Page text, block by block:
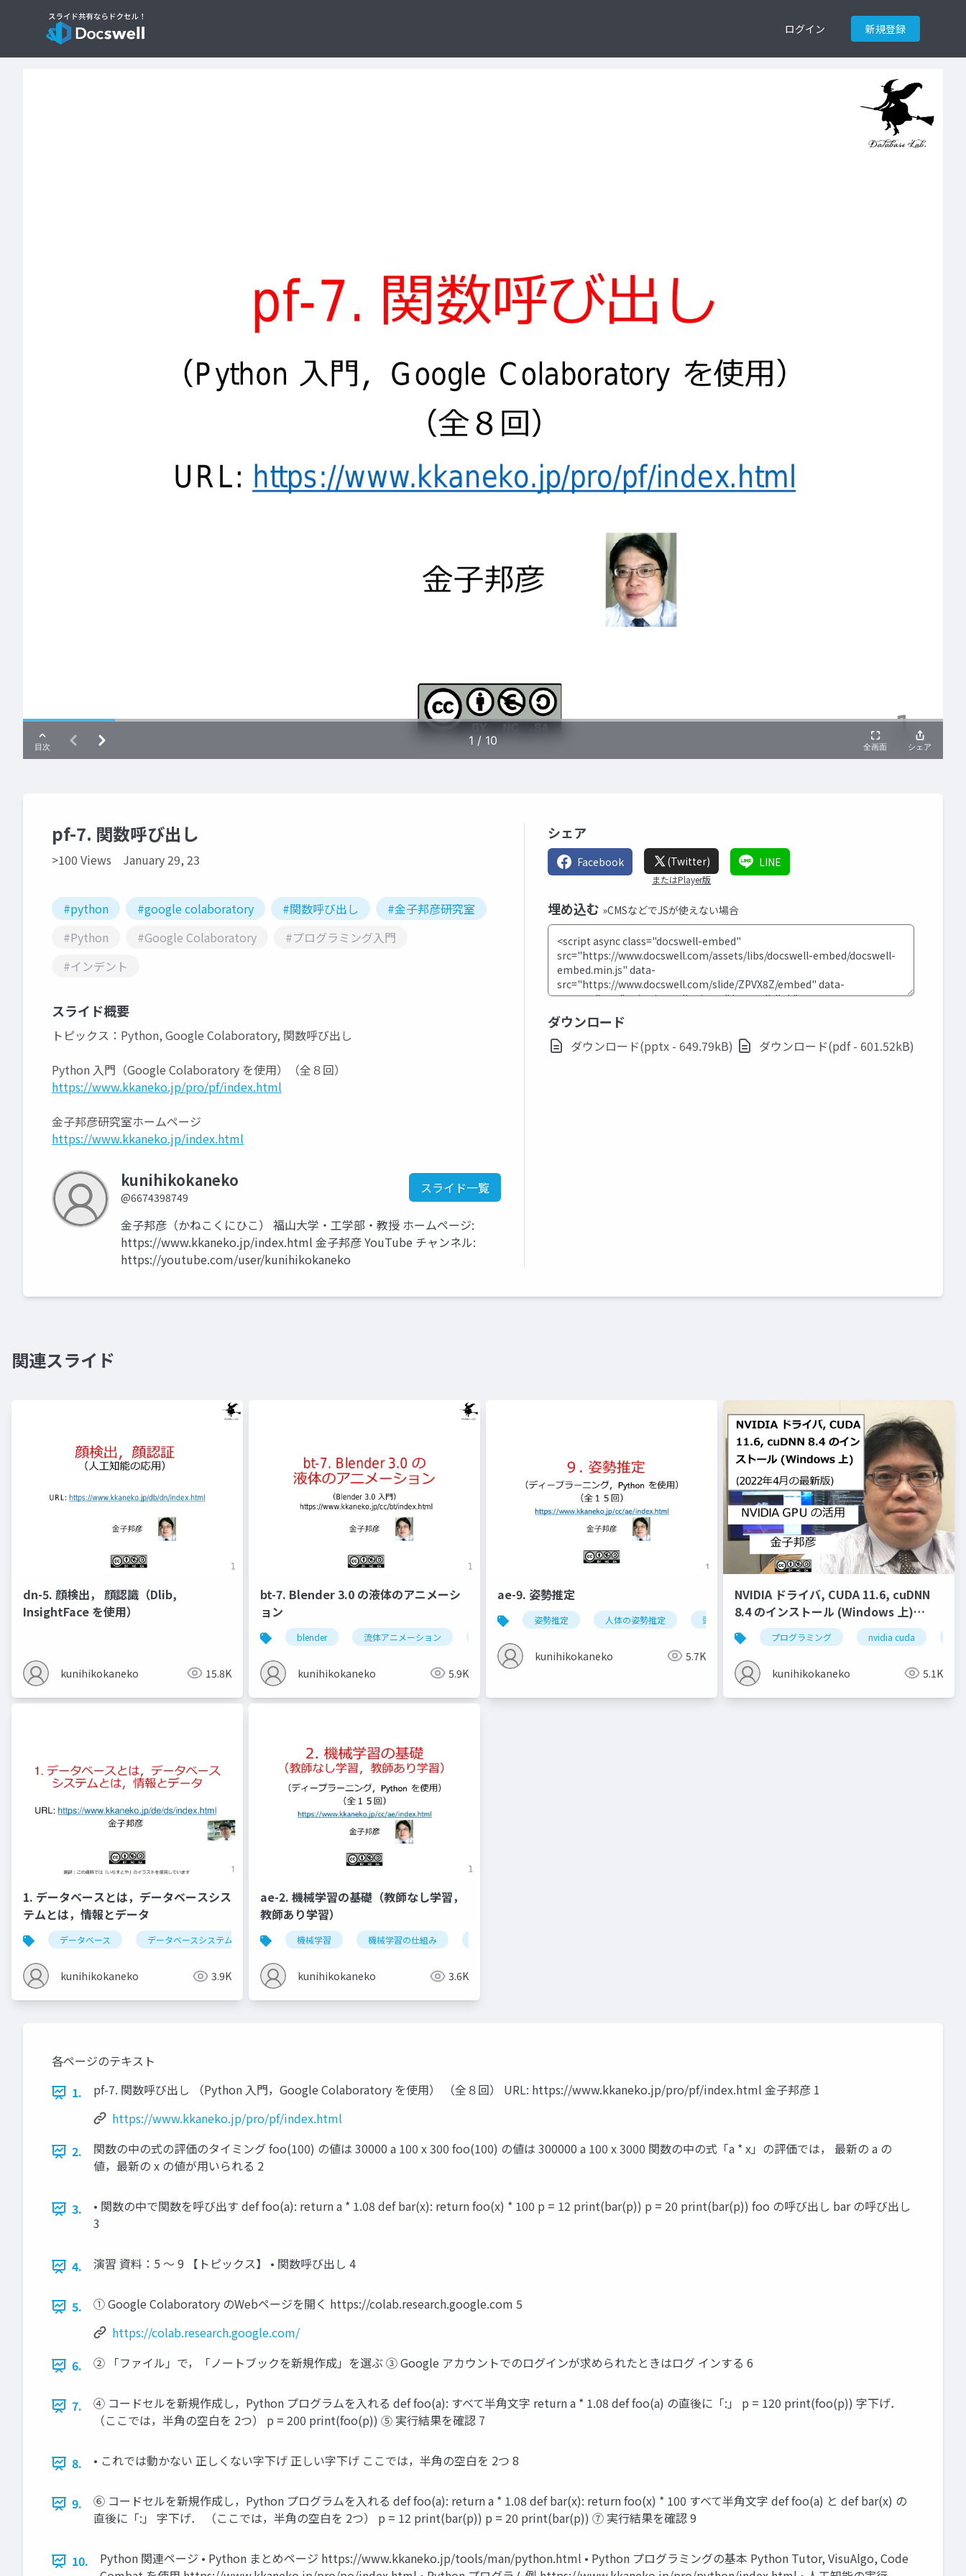
ログイン 新規登録
pf-7. 関数呼び出し
>100 Views January 29, 23
#python #google colaboratory #関数呼び出し
#金子邦彦研究室
#Python
#Google Colaboratory
#プログラミング入門
#インデント
スライド概要
トピックス：Python, Google Colaboratory, 関数呼び出し
Python 入門（Google Colaboratory を使用）（全８回）
https://www.kkaneko.jp/pro/pf/index.html
金子邦彦研究室ホームページ
https://www.kkaneko.jp/index.html
kunihikokaneko
@6674398749
スライド一覧
金子邦彦（かねこくにひこ） 福山大学・工学部・教授 ホームページ:
https://www.kkaneko.jp/index.html 金子邦彦 YouTube チャンネル:
https://youtube.com/user/kunihikokaneko
シェア
Facebook (Twitter)
またはPlayer版
LINE
埋め込む »CMSなどでJSが使えない場合
ダウンロード
ダウンロード(pptx - 649.79kB) ダウンロード(pdf - 601.52kB)
関連スライド
dn-5. 顔検出， 顔認識（Dlib,
InsightFace を使用）
kunihikokaneko 15.8K
bt-7. Blender 3.0 の液体のアニメーシ
ョン
blender 流体アニメーション ジオメトリ 流入口 ベイク
kunihikokaneko 5.9K
ae-9. 姿勢推定
姿勢推定 人体の姿勢推定 頭部の姿勢推定 オブジェクトの姿勢推定
kunihikokaneko 5.7K
NVIDIA ドライバ, CUDA 11.6, cuDNN
8.4 のインストール (Windows 上)
(2022年4月の最新版)
プログラミング nvidia cuda
kunihikokaneko 5.1K
1. データベースとは，データベースシス
テムとは，情報とデータ
データベース データベースシステム 情報とデータ データの種類 オープンデータ
kunihikokaneko 3.9K
ae-2. 機械学習の基礎（教師なし学習，
教師あり学習）
機械学習 機械学習の仕組み
kunihikokaneko 3.6K
各ページのテキスト
1.
pf-7. 関数呼び出し （Python 入門，Google Colaboratory を使用） （全８回） URL: https://www.kkaneko.jp/pro/pf/index.html 金子邦彦 1
https://www.kkaneko.jp/pro/pf/index.html
2.
関数の中の式の評価のタイミング foo(100) の値は 30000 a 100 x 300 foo(100) の値は 300000 a 100 x 3000 関数の中の式「a * x」の評価では， 最新の a の
値，最新の x の値が用いられる 2
3.
• 関数の中で関数を呼び出す def foo(a): return a * 1.08 def bar(x): return foo(x) * 100 p = 12 print(bar(p)) p = 20 print(bar(p)) foo の呼び出し bar の呼び出し
3
4. 演習 資料：5 ～ 9 【トピックス】 • 関数呼び出し 4
5.
① Google Colaboratory のWebページを開く https://colab.research.google.com 5
https://colab.research.google.com/
6.
② 「ファイル」で，「ノートブックを新規作成」を選ぶ ③ Google アカウントでのログインが求められたときはログ インする 6
7.
④ コードセルを新規作成し，Python プログラムを入れる def foo(a): すべて半角文字 return a * 1.08 def foo(a) の直後に「:」 p = 120 print(foo(p)) 字下げ．
（ここでは，半角の空白を 2つ） p = 200 print(foo(p)) ⑤ 実行結果を確認 7
8. • これでは動かない 正しくない字下げ 正しい字下げ ここでは，半角の空白を 2つ 8
9.
⑥ コードセルを新規作成し，Python プログラムを入れる def foo(a): return a * 1.08 def bar(x): return foo(x) * 100 すべて半角文字 def foo(a) と def bar(x) の
直後に「:」 字下げ． （ここでは，半角の空白を 2つ） p = 12 print(bar(p)) p = 20 print(bar(p)) ⑦ 実行結果を確認 9
10.
Python 関連ページ • Python まとめページ https://www.kkaneko.jp/tools/man/python.html • Python プログラミングの基本 Python Tutor, VisuAlgo, Code